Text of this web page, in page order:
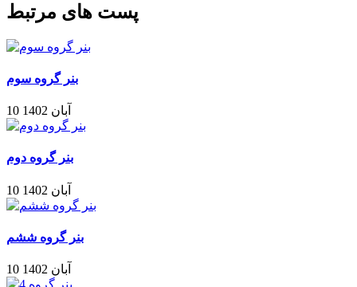
پست های مرتبط
بنر گروه سوم
10 آبان 1402
بنر گروه دوم
10 آبان 1402
بنر گروه ششم
10 آبان 1402